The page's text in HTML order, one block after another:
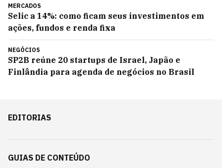
MERCADOS
Selic a 14%: como ficam seus investimentos em
ações, fundos e renda fixa
NEGÓCIOS
SP2B reúne 20 startups de Israel, Japão e
Finlândia para agenda de negócios no Brasil
EDITORIAS
GUIAS DE CONTEÚDO